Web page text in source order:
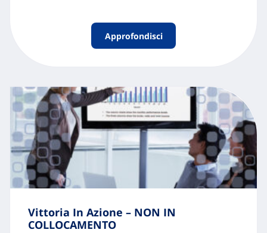
Approfondisci
Vittoria In Azione – NON IN
COLLOCAMENTO